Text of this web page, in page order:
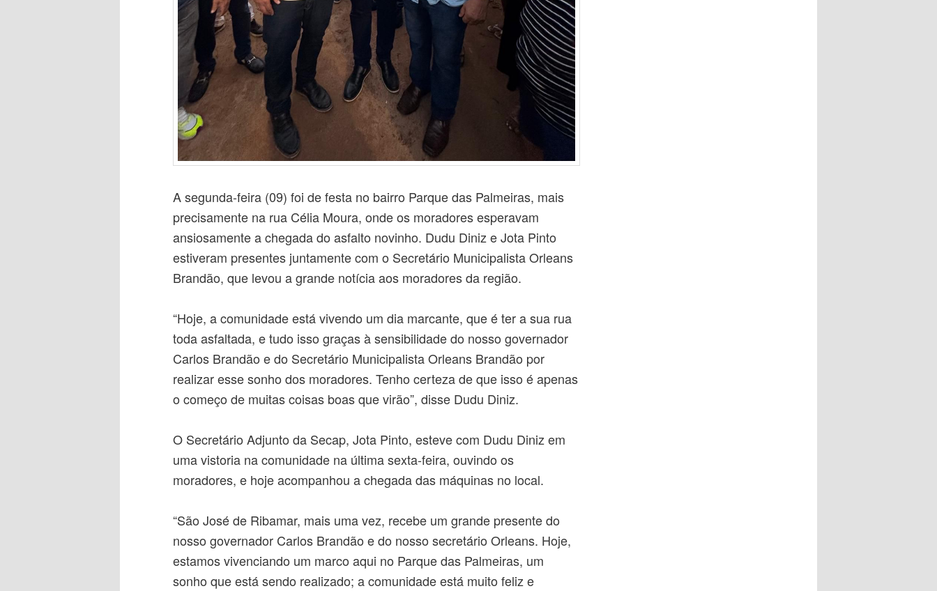
A segunda-feira (09) foi de festa no bairro Parque das Palmeiras, mais
precisamente na rua Célia Moura, onde os moradores esperavam
ansiosamente a chegada do asfalto novinho. Dudu Diniz e Jota Pinto
estiveram presentes juntamente com o Secretário Municipalista Orleans
Brandão, que levou a grande notícia aos moradores da região.
“Hoje, a comunidade está vivendo um dia marcante, que é ter a sua rua
toda asfaltada, e tudo isso graças à sensibilidade do nosso governador
Carlos Brandão e do Secretário Municipalista Orleans Brandão por
realizar esse sonho dos moradores. Tenho certeza de que isso é apenas
o começo de muitas coisas boas que virão”, disse Dudu Diniz.
O Secretário Adjunto da Secap, Jota Pinto, esteve com Dudu Diniz em
uma vistoria na comunidade na última sexta-feira, ouvindo os
moradores, e hoje acompanhou a chegada das máquinas no local.
“São José de Ribamar, mais uma vez, recebe um grande presente do
nosso governador Carlos Brandão e do nosso secretário Orleans. Hoje,
estamos vivenciando um marco aqui no Parque das Palmeiras, um
sonho que está sendo realizado; a comunidade está muito feliz e